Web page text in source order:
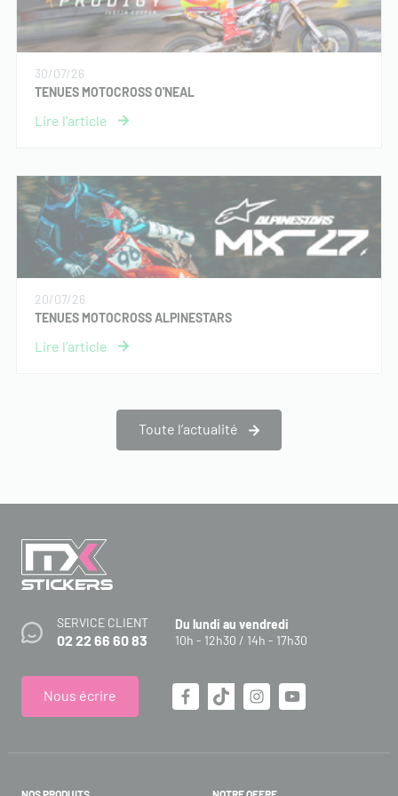
30/07/26
TENUES MOTOCROSS O'NEAL
20/07/26
TENUES MOTOCROSS ALPINESTARS
Toute l’actualité
SERVICE CLIENT
02 22 66 60 83
Du lundi au vendredi
10h - 12h30 / 14h - 17h30
Nous écrire